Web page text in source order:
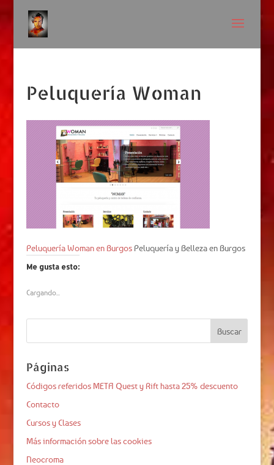
Peluquería Woman
Peluquería Woman en BurgosPeluquería y Belleza en Burgos
Me gusta esto:
Cargando...
Páginas
Códigos referidos META Quest y Rift hasta 25% descuento
Contacto
Cursos y Clases
Más información sobre las cookies
Neocroma